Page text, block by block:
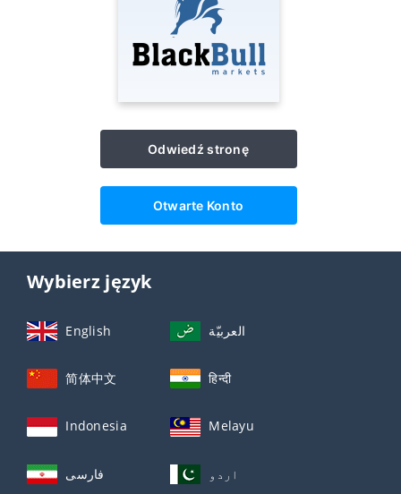
Odwiedź stronę
Otwarte Konto
Wybierz język
English العربيّة
简体中文 हिन्दी
Indonesia Melayu
فارسی اردو